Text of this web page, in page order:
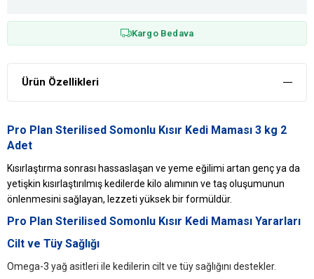
Kargo Bedava
Ürün Özellikleri
Pro Plan Sterilised Somonlu Kısır Kedi Maması 3 kg 2
Adet
Kısırlaştırma sonrası hassaslaşan ve yeme eğilimi artan genç ya da
yetişkin kısırlaştırılmış kedilerde kilo alımının ve taş oluşumunun
önlenmesini sağlayan, lezzeti yüksek bir formüldür.
Pro Plan Sterilised Somonlu Kısır Kedi Maması Yararları
Cilt ve Tüy Sağlığı
Omega-3 yağ asitleri ile kedilerin cilt ve tüy sağlığını destekler.